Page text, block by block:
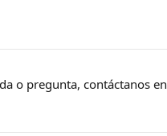
o pregunta, contáctanos